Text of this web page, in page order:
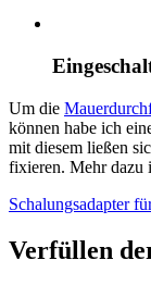
Um die
können habe ich
mit diesem ließen
fixieren. Mehr dazu
Schalungs­adapter
Verfüllen